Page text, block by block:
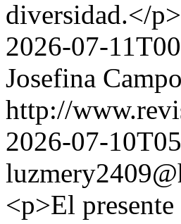
diversidad.</p>
2026-07-
Josefina
http://
2026-07-
<p>El